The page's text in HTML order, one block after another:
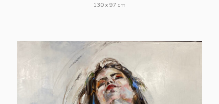
130 x 97 cm